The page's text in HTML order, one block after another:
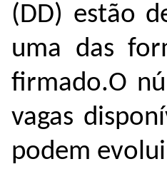
(DD) estão
uma das
firmado.O
vagas
podem